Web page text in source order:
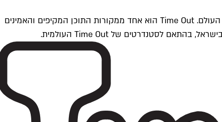
Time Outתל אביב הוא חלק מרשת Time Out Global — רשת מדיה בינלאומית הפועלת ב-360 ערים מרכזיות וב-60 מדינות ברחבי העולם. Time Out הוא אחד ממקורות התוכן המקיפים והאמינים